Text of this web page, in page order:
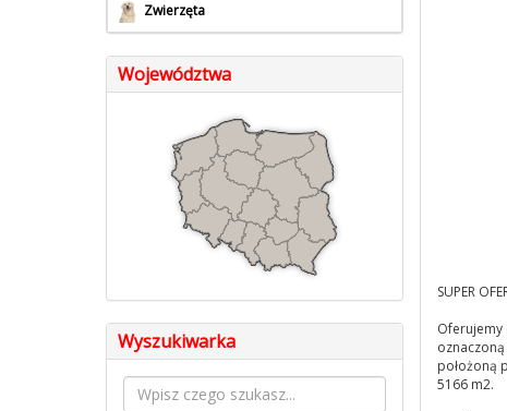
Zwierzęta
Województwa
Wyszukiwarka
SUPER
położoną
5166 m2.